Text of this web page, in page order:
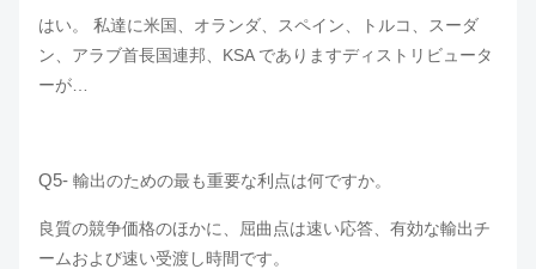
はい。 私達に米国、オランダ、スペイン、トルコ、スーダ
ン、アラブ首長国連邦、KSA でありますディストリビュータ
ーが…
Q5- 輸出のための最も重要な利点は何ですか。
良質の競争価格のほかに、屈曲点は速い応答、有効な輸出チ
ームおよび速い受渡し時間です。